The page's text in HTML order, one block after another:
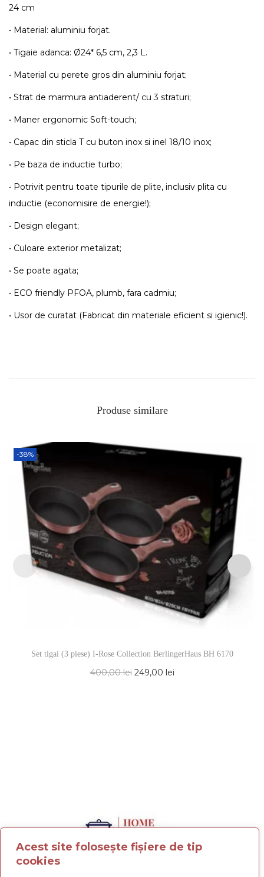
Acest site folosește fișiere de tip
cookies
24 cm
• Material: aluminiu forjat.
• Tigaie adanca: Ø24* 6,5 cm, 2,3 L.
• Material cu perete gros din aluminiu forjat;
• Strat de marmura antiaderent/ cu 3 straturi;
• Maner ergonomic Soft-touch;
• Capac din sticla T cu buton inox si inel 18/10 inox;
• Pe baza de inductie turbo;
• Potrivit pentru toate tipurile de plite, inclusiv plita cu
inductie (economisire de energie!);
• Design elegant;
• Culoare exterior metalizat;
• Se poate agata;
• ECO friendly PFOA, plumb, fara cadmiu;
• Usor de curatat (Fabricat din materiale eficient si igienic!).
Produse similare
-38%
Set tigai (3 piese) I-Rose Collection BerlingerHaus BH 6170
400,00lei 249,00 lei
Termeni și condiții